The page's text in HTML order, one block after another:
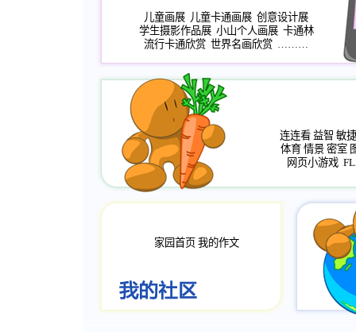
儿童画展 儿童卡通画展 创意设计展
学生摄影作品展 小山个人画展 卡通林
流行卡通欣赏 世界名画欣赏 ………
连连看 益智 敏捷
体育 情景 密室
网页小游戏
家园首页 我的作文